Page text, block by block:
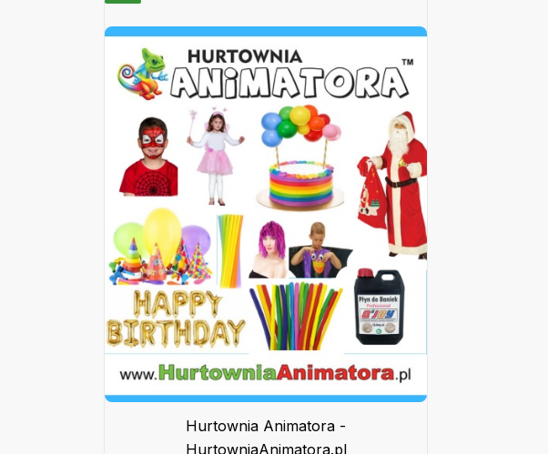
Hurtownia Animatora -
HurtowniaAnimatora.pl